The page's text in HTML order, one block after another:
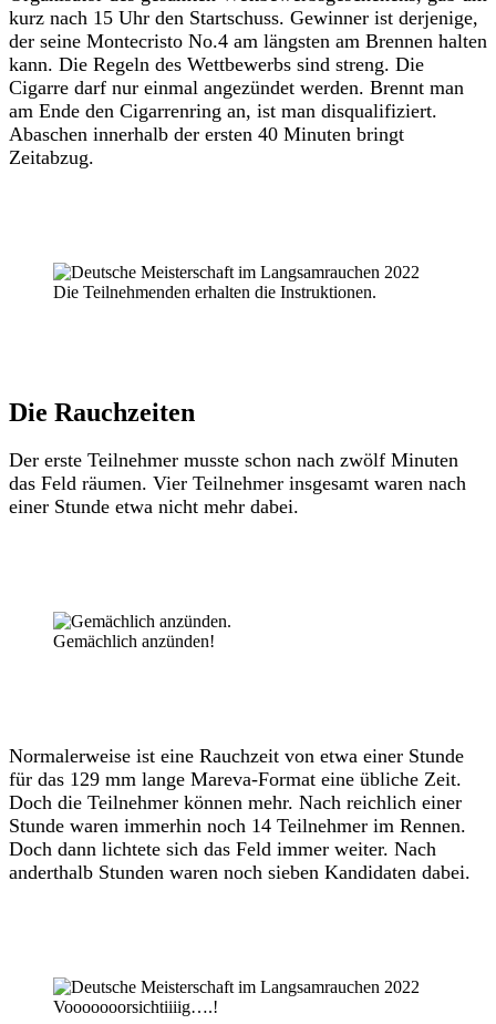
kurz nach 15 Uhr den Startschuss. Gewinner ist derjenige,
der seine Montecristo No.4 am längsten am Brennen halten
kann. Die Regeln des Wettbewerbs sind streng. Die
Cigarre darf nur einmal angezündet werden. Brennt man
am Ende den Cigarrenring an, ist man disqualifiziert.
Abaschen innerhalb der ersten 40 Minuten bringt
Zeitabzug.
Die Teilnehmenden erhalten die Instruktionen.
Die Rauchzeiten
Der erste Teilnehmer musste schon nach zwölf Minuten
das Feld räumen. Vier Teilnehmer insgesamt waren nach
einer Stunde etwa nicht mehr dabei.
Gemächlich anzünden!
Normalerweise ist eine Rauchzeit von etwa einer Stunde
für das 129 mm lange Mareva-Format eine übliche Zeit.
Doch die Teilnehmer können mehr. Nach reichlich einer
Stunde waren immerhin noch 14 Teilnehmer im Rennen.
Doch dann lichtete sich das Feld immer weiter. Nach
anderthalb Stunden waren noch sieben Kandidaten dabei.
Vooooooorsichtiiiig….!